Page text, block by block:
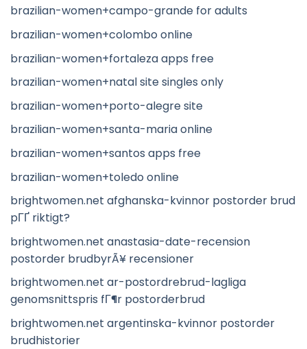
brazilian-women+campo-grande for adults
brazilian-women+colombo online
brazilian-women+fortaleza apps free
brazilian-women+natal site singles only
brazilian-women+porto-alegre site
brazilian-women+santa-maria online
brazilian-women+santos apps free
brazilian-women+toledo online
brightwomen.net afghanska-kvinnor postorder brud
pГҐ riktigt?
brightwomen.net anastasia-date-recension
postorder brudbyrÃ¥ recensioner
brightwomen.net ar-postordrebrud-lagliga
genomsnittspris fГ¶r postorderbrud
brightwomen.net argentinska-kvinnor postorder
brudhistorier